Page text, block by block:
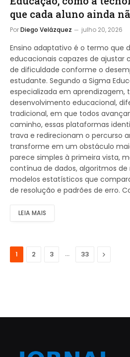
que cada aluno ainda
PorDiego Velázquez julho 20, 2026
Ensino adaptativo é o termo que
educacionais capazes de ajustar
de dificuldade conforme o
estudante. Segundo a Sigma
especializada em aprendizagem,
desenvolvimento educacional,
tradicional, em que todos
caminho, essas plataformas
trava e redirecionam o percurso
transforme em um obstáculo
parece simples à primeira vista,
contínua de dados, algoritmos
modelos estatísticos que
de resolução e padrões de erro.
LEIA MAIS
1 2 3 … 33 Next